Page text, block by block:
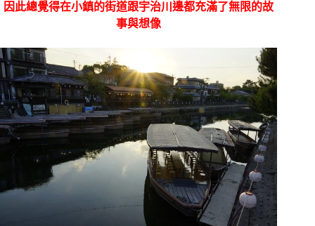
因此總覺得在小鎮的街道跟宇治川邊都充滿了無限的故
事與想像